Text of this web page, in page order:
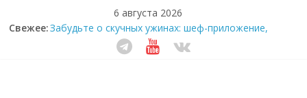
6 августа 2026
Свежее:Забудьте о скучных ужинах: шеф-приложение,
которое видит вашу еду насквозь
Небо зовёт: как бизнес на полётах дронов и